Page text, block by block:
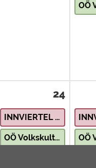
24
INNVIERTEL – Natur & Landschaft
OÖ Volkskultur erleben – Wie die Kelten